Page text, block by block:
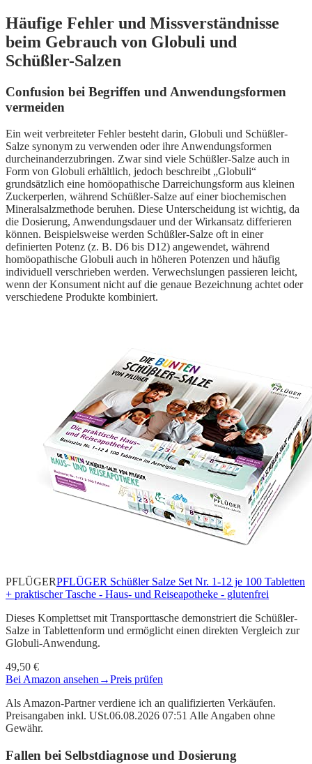
Häufige Fehler und Missverständnisse
beim Gebrauch von Globuli und
Schüßler-Salzen
Confusion bei Begriffen und Anwendungsformen
vermeiden
Ein weit verbreiteter Fehler besteht darin, Globuli und Schüßler-
Salze synonym zu verwenden oder ihre Anwendungsformen
durcheinanderzubringen. Zwar sind viele Schüßler-Salze auch in
Form von Globuli erhältlich, jedoch beschreibt „Globuli“
grundsätzlich eine homöopathische Darreichungsform aus kleinen
Zuckerperlen, während Schüßler-Salze auf einer biochemischen
Mineralsalzmethode beruhen. Diese Unterscheidung ist wichtig, da
die Dosierung, Anwendungsdauer und der Wirkansatz differieren
können. Beispielsweise werden Schüßler-Salze oft in einer
definierten Potenz (z. B. D6 bis D12) angewendet, während
homöopathische Globuli auch in höheren Potenzen und häufig
individuell verschrieben werden. Verwechslungen passieren leicht,
wenn der Konsument nicht auf die genaue Bezeichnung achtet oder
verschiedene Produkte kombiniert.
PFLÜGERPFLÜGER Schüßler Salze Set Nr. 1-12 je 100 Tabletten
+ praktischer Tasche - Haus- und Reiseapotheke - glutenfrei
Dieses Komplettset mit Transporttasche demonstriert die Schüßler-
Salze in Tablettenform und ermöglicht einen direkten Vergleich zur
Globuli-Anwendung.
49,50 €
Bei Amazon ansehen→Preis prüfen
Als Amazon-Partner verdiene ich an qualifizierten Verkäufen.
Preisangaben inkl. USt.06.08.2026 07:51 Alle Angaben ohne
Gewähr.
Fallen bei Selbstdiagnose und Dosierung